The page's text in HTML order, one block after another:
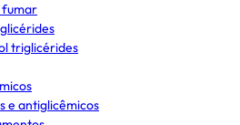
fumar
triglicérides
e antiglicêmicos